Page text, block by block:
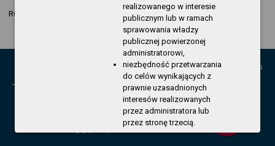
ROK 2025 Jakub Kasprzyk nowa pozycja
Urząd Miasta i Gminy w Gryfinie
tel. 91 416 20 11, fax 91 416 27 02,
© Miasto i Gmina Gryfino
realizowanego w interesie
publicznym lub w ramach
sprawowania władzy
publicznej powierzonej
administratorowi,
niezbędność przetwarzania
do celów wynikających z
prawnie uzasadnionych
interesów realizowanych
przez administratora lub
przez stronę trzecią.